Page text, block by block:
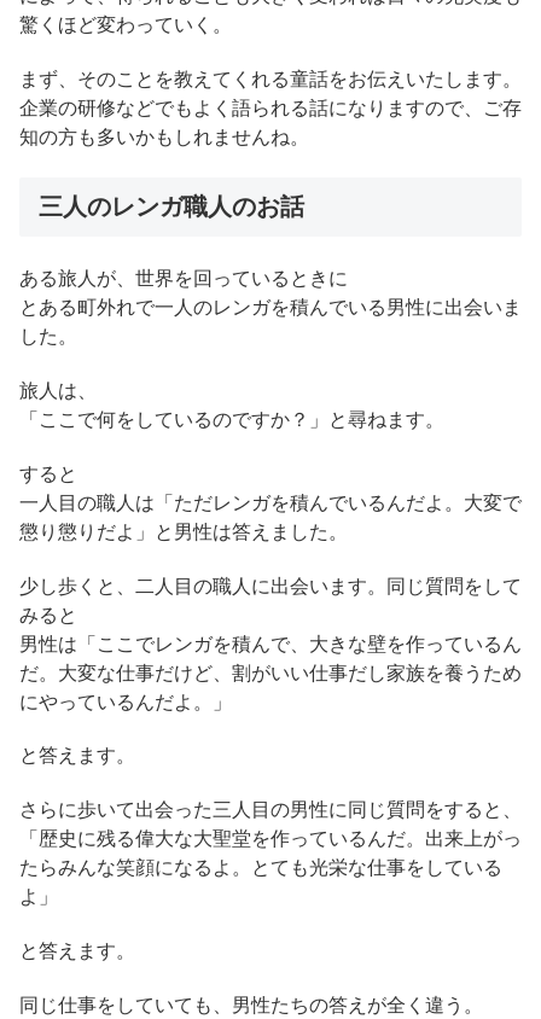
驚くほど変わっていく。
まず、そのことを教えてくれる童話をお伝えいたします。
企業の研修などでもよく語られる話になりますので、ご存
知の方も多いかもしれませんね。
三人のレンガ職人のお話
ある旅人が、世界を回っているときに
とある町外れで一人のレンガを積んでいる男性に出会いま
した。
旅人は、
「ここで何をしているのですか？」と尋ねます。
すると
一人目の職人は「ただレンガを積んでいるんだよ。大変で
懲り懲りだよ」と男性は答えました。
少し歩くと、二人目の職人に出会います。同じ質問をして
みると
男性は「ここでレンガを積んで、大きな壁を作っているん
だ。大変な仕事だけど、割がいい仕事だし家族を養うため
にやっているんだよ。」
と答えます。
さらに歩いて出会った三人目の男性に同じ質問をすると、
「歴史に残る偉大な大聖堂を作っているんだ。出来上がっ
たらみんな笑顔になるよ。とても光栄な仕事をしている
よ」
と答えます。
同じ仕事をしていても、男性たちの答えが全く違う。